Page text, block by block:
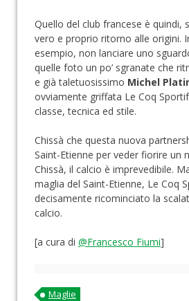
Quello del club francese è quindi,
vero e proprio ritorno alle origini.
esempio, non lanciare uno
quelle foto un po’ sgranate che
e già taletuosissimo Michel
ovviamente griffata Le Coq
classe, tecnica ed stile.
Chissà che questa nuova
Saint-Etienne per veder fiorire un
Chissà, il calcio è imprevedibile.
maglia del Saint-Etienne, Le Coq
decisamente ricominciato la
calcio.
[a cura di @Francesco Fiumi]
Maglie